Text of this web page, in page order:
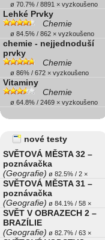
ø 70.7% / 8891 × vyzkoušeno
Lehké Prvky
Chemie
ø 84.5% / 862 × vyzkoušeno
chemie - nejjednoduší
prvky
Chemie
ø 86% / 672 × vyzkoušeno
Vitaminy
Chemie
ø 64.8% / 2469 × vyzkoušeno
nové testy
SVĚTOVÁ MĚSTA 32 –
poznávačka
(Geografie) ø 82.5% / 2 ×
SVĚTOVÁ MĚSTA 31 –
poznávačka
(Geografie) ø 84.1% / 58 ×
SVĚT V OBRAZECH 2 –
BRAZÍLIE
(Geografie) ø 82.7% / 63 ×